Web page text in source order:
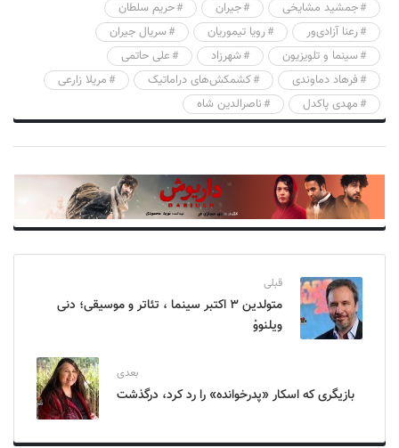
جمشید مشایخی
جیران
حریم سلطان
رعنا آزادی‌ور
رویا تیموریان
سریال جیران
سینما و تلویزیون
شهرزاد
علی حاتمی
فرهاد دماوندی
کشمکش‌های دراماتیک
مریلا زارعی
مهدی پاکدل
ناصرالدین شاه
قبلی
متولدین ۳ اکتبر سینما ، تئاتر و موسیقی؛ دنی
ویلنووْ
بعدی
بازیگری که اسکار «پدرخوانده» را رد کرد، درگذشت